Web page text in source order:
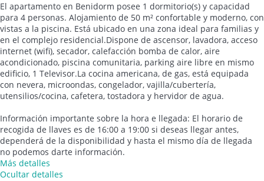
El apartamento en Benidorm posee 1 dormitorio(s) y capacidad
para 4 personas. Alojamiento de 50 m² confortable y moderno, con
vistas a la piscina. Está ubicado en una zona ideal para familias y
en el complejo residencial.Dispone de ascensor, lavadora, acceso
internet (wifi), secador, calefacción bomba de calor, aire
acondicionado, piscina comunitaria, parking aire libre en mismo
edificio, 1 Televisor.La cocina americana, de gas, está equipada
con nevera, microondas, congelador, vajilla/cubertería,
utensilios/cocina, cafetera, tostadora y hervidor de agua.
Información importante sobre la hora e llegada: El horario de
recogida de llaves es de 16:00 a 19:00 si deseas llegar antes,
dependerá de la disponibilidad y hasta el mismo día de llegada
no podemos darte información.
Más detalles
Ocultar detalles